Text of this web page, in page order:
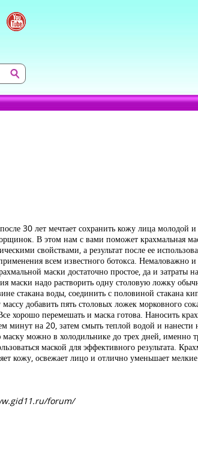
30 лет мечтает сохранить кожу лица молодой и
В этом нам с вами поможет крахмальная
свойствами, а результат после ее
всем известного ботокса. Немаловажно и
маски достаточно простое, да и затраты
маски надо растворить одну столовую ложку
стакана воды, соединить с половиной стакана
массу добавить пять столовых ложек морковного
хорошо перемешать и маска готова. Наносить
минут на 20, затем смыть теплой водой и нанести
можно в холодильнике до трех дней, именно
маской для эффективного результата.
кожу, освежает лицо и отлично уменьшает
forum/